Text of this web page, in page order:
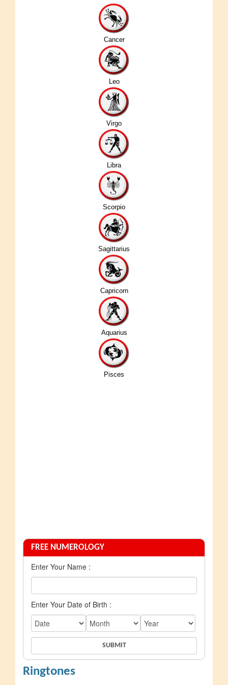
Cancer
Leo
Virgo
Libra
Scorpio
Sagittarius
Capricorn
Aquarius
Pisces
FREE NUMEROLOGY
Enter Your Name :
Enter Your Date of Birth :
Ringtones